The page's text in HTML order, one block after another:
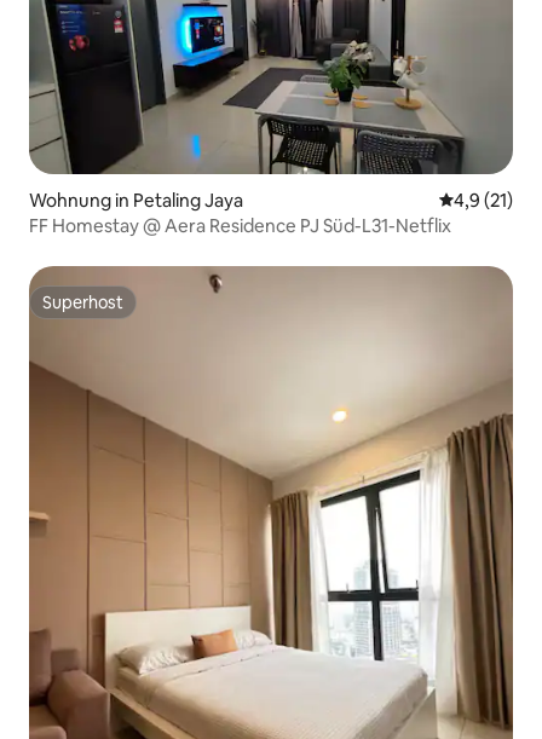
Wohnung in Petaling Jaya
4,9 (21)
FF Homestay @ Aera Residence PJ Süd-L31-Netflix
Superhost
Superhost